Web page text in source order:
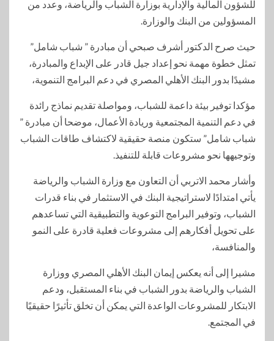
للشؤون المالية والإدارية بوزارة الشباب والرياضة، وعدد من
المسؤولين من البنك والوزارة.
حيث صرح الدكتور أشرف صبحي أن مبادرة ” شباب شامل”
تمثل خطوة مهمة نحو إعداد جيل قادر على الإبداع والمبادرة،
مشيدًا بدور البنك الأهلي المصري في دعم البرامج التنموية،
مؤكدا توفير بيئة داعمة للشباب، ومواصلة تقديم نماذج رائدة
في دعم التنمية المجتمعية وريادة الأعمال، موضحا أن مبادرة ”
شباب شامل” ستكون منصة حقيقية لاكتشاف طاقات الشباب
وتوجيهها نحو مشروعات قابلة للتنفيذ.
وأشار محمد الاتربي أن التعاون مع وزارة الشباب والرياضة
يأتي امتدادًا لاستراتيجية البنك في الاستثمار في بناء قدرات
الشباب، وتوفير البرامج التوعوية والتطبيقية التي تساعدهم
على تحويل أفكارهم إلى مشروعات فعلية قادرة على النمو
والمنافسة،
مشيرا إلى أنه يعكس إيمان البنك الأهلي المصري ووزارة
الشباب والرياضة بدور الشباب في بناء المستقبل، ودعم
الابتكار للمشروعات الواعدة التي يمكن أن تخلق تأثيرًا حقيقيًا
في المجتمع.